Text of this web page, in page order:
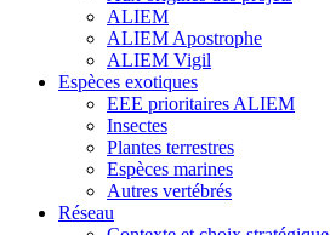
ALIEM
ALIEM Apostrophe
ALIEM Vigil
Espèces exotiques
EEE prioritaires ALIEM
Insectes
Plantes terrestres
Espèces marines
Autres vertébrés
Réseau